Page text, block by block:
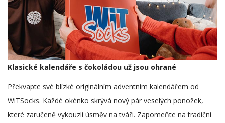
Klasické kalendáře s čokoládou už jsou ohrané
Překvapte své blízké originálním adventním kalendářem od
WiTSocks. Každé okénko skrývá nový pár veselých ponožek,
které zaručeně vykouzlí úsměv na tváři. Zapomeňte na tradiční